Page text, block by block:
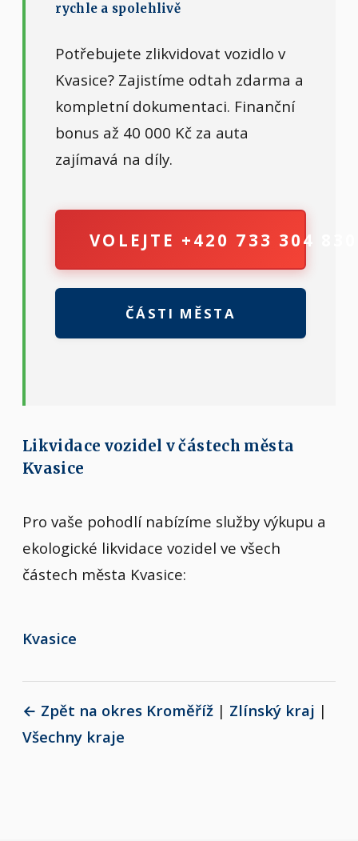
rychle a spolehlivě
Potřebujete zlikvidovat vozidlo v
Kvasice? Zajistíme odtah zdarma a
kompletní dokumentaci. Finanční
bonus až 40 000 Kč za auta
zajímavá na díly.
VOLEJTE +420 733 304 830
ČÁSTI MĚSTA
Likvidace vozidel v částech města
Kvasice
Pro vaše pohodlí nabízíme služby výkupu a
ekologické likvidace vozidel ve všech
částech města Kvasice:
Kvasice
← Zpět na okres Kroměříž | Zlínský kraj |
Všechny kraje